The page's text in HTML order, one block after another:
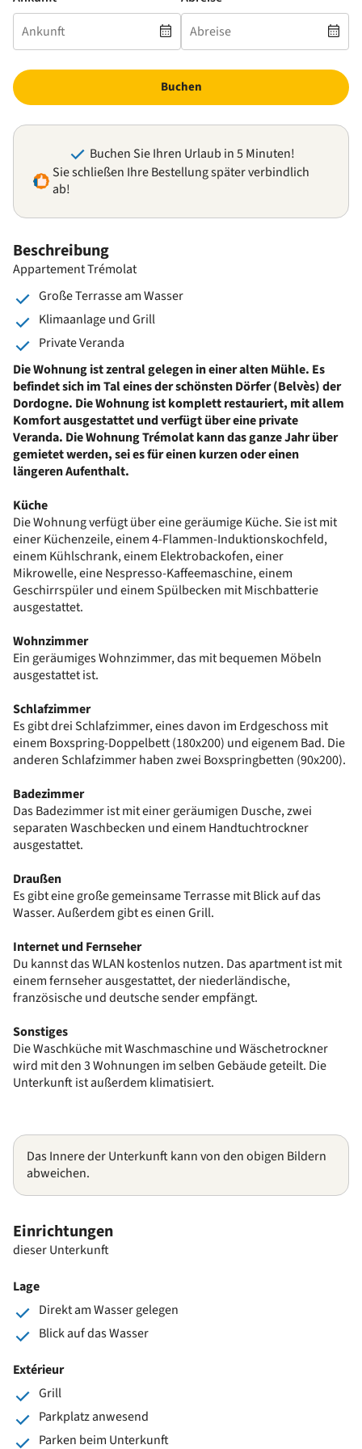
Beschreibung
Appartement Trémolat
Große Terrasse am Wasser
Klimaanlage und Grill
Private Veranda
Die Wohnung ist zentral gelegen in einer alten Mühle. Es
befindet sich im Tal eines der schönsten Dörfer (Belvès) der
Dordogne. Die Wohnung ist komplett restauriert, mit allem
Komfort ausgestattet und verfügt über eine private
Veranda. Die Wohnung Trémolat kann das ganze Jahr über
gemietet werden, sei es für einen kurzen oder einen
längeren Aufenthalt.
Küche
Die Wohnung verfügt über eine geräumige Küche. Sie ist mit
einer Küchenzeile, einem 4-Flammen-Induktionskochfeld,
einem Kühlschrank, einem Elektrobackofen, einer
Mikrowelle, eine Nespresso-Kaffeemaschine, einem
Geschirrspüler und einem Spülbecken mit Mischbatterie
ausgestattet.
Wohnzimmer
Ein geräumiges Wohnzimmer, das mit bequemen Möbeln
ausgestattet ist.
Schlafzimmer
Es gibt drei Schlafzimmer, eines davon im Erdgeschoss mit
einem Boxspring-Doppelbett (180x200) und eigenem Bad. Die
anderen Schlafzimmer haben zwei Boxspringbetten (90x200).
Badezimmer
Das Badezimmer ist mit einer geräumigen Dusche, zwei
separaten Waschbecken und einem Handtuchtrockner
ausgestattet.
Draußen
Es gibt eine große gemeinsame Terrasse mit Blick auf das
Wasser. Außerdem gibt es einen Grill.
Internet und Fernseher
Du kannst das WLAN kostenlos nutzen. Das apartment ist mit
einem fernseher ausgestattet, der niederländische,
französische und deutsche sender empfängt.
Sonstiges
Die Waschküche mit Waschmaschine und Wäschetrockner
wird mit den 3 Wohnungen im selben Gebäude geteilt. Die
Unterkunft ist außerdem klimatisiert.
Das Innere der Unterkunft kann von den obigen Bildern
abweichen.
Buchen
Buchen Sie Ihren Urlaub in 5 Minuten!
Sie schließen Ihre Bestellung später verbindlich
ab!
Einrichtungen
dieser Unterkunft
Lage
Direkt am Wasser gelegen
Blick auf das Wasser
Extérieur
Grill
Parkplatz anwesend
Parken beim Unterkunft